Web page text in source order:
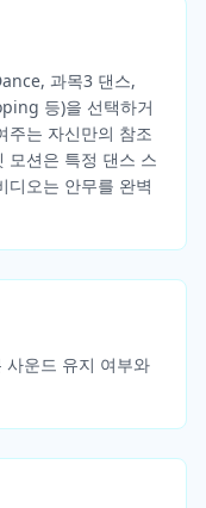
과목3 댄스,
등)을 선택하거
주는 자신만의 참조
모션은 특정 댄스 스
디오는 안무를 완벽
사운드 유지 여부와